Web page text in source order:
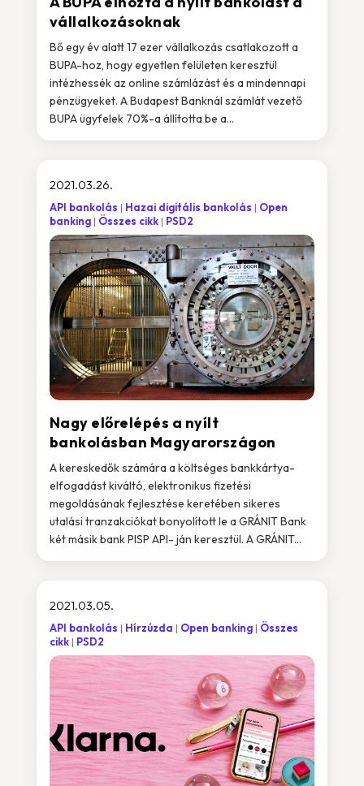
vállalkozásoknak
Bő egy év alatt 17 ezer vállalkozás csatlakozott a
BUPA-hoz, hogy egyetlen felületen keresztül
intézhessék az online számlázást és a mindennapi
pénzügyeket. A Budapest Banknál számlát vezető
BUPA ügyfelek 70%-a állította be a...
Nagy előrelépés a nyílt
bankolásban Magyarországon
2021.03.26.
API bankolás Hazai digitális bankolás
Open
banking
Összes cikk PSD2
A kereskedők számára a költséges bankkártya-
elfogadást kiváltó, elektronikus fizetési
megoldásának fejlesztése keretében sikeres
utalási tranzakciókat bonyolított le a GRÁNIT Bank
két másik bank PISP API- ján keresztül. A GRÁNIT...
2021.03.05.
API bankolás Hírzúzda Open banking
Összes
cikk
PSD2